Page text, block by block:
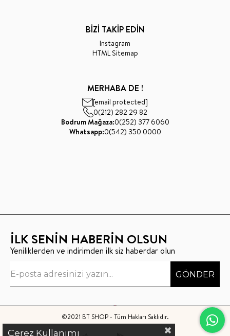
BİZİ TAKİP EDİN
Instagram
HTML Sitemap
MERHABA DE !
[email protected]
0(212) 282 29 82
Bodrum Mağaza:0(252) 377 6060
Whatsapp:0(542) 350 0000
İLK SENİN HABERİN OLSUN
Yeniliklerden ve indirimden ilk siz haberdar olun
GÖNDER
©2021 BT SHOP - Tüm Hakları Saklıdır.
Çerez Kullanımı